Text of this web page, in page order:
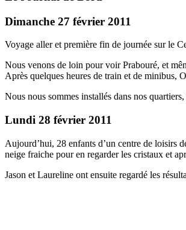
Dimanche 27 février 2011
Voyage aller et première fin de journée sur le
Nous venons de loin pour voir Prabouré, et
Après quelques heures de train et de minibus,
Nous nous sommes installés dans nos
Lundi 28 février 2011
Aujourd’hui, 28 enfants d’un centre de loisirs
neige fraiche pour en regarder les cristaux et
Jason et Laureline ont ensuite regardé les